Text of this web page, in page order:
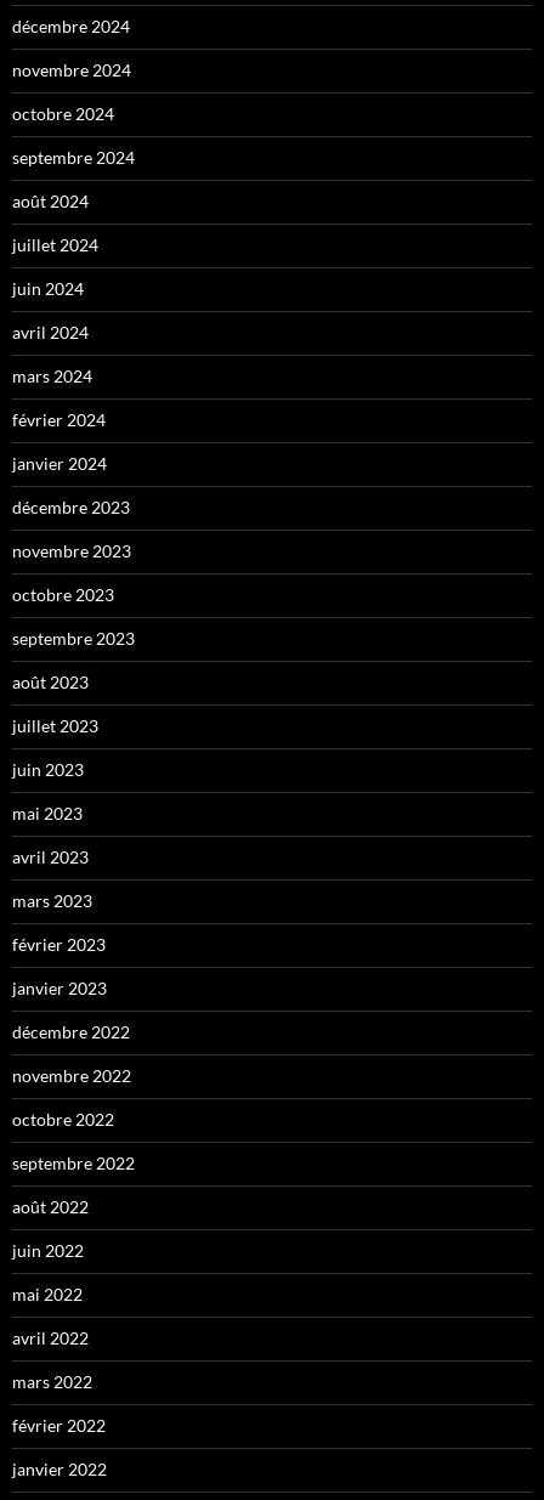
décembre 2024
novembre 2024
octobre 2024
septembre 2024
août 2024
juillet 2024
juin 2024
avril 2024
mars 2024
février 2024
janvier 2024
décembre 2023
novembre 2023
octobre 2023
septembre 2023
août 2023
juillet 2023
juin 2023
mai 2023
avril 2023
mars 2023
février 2023
janvier 2023
décembre 2022
novembre 2022
octobre 2022
septembre 2022
août 2022
juin 2022
mai 2022
avril 2022
mars 2022
février 2022
janvier 2022